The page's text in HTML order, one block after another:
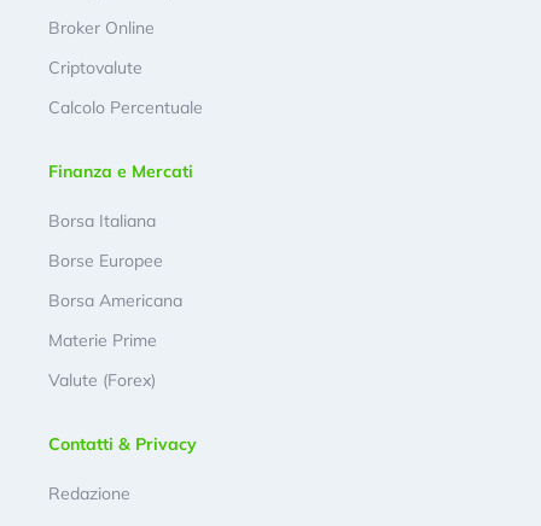
Broker Online
Criptovalute
Calcolo Percentuale
Finanza e Mercati
Borsa Italiana
Borse Europee
Borsa Americana
Materie Prime
Valute (Forex)
Contatti & Privacy
Redazione